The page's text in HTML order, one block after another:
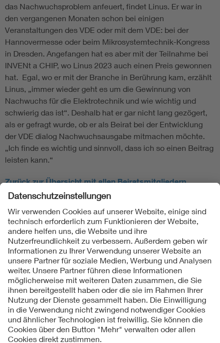
das Nachwuchsproblem anfeuert, findet Linus. Er war in
den vergangenen Monaten schon bei einigen
Veranstaltungen des VDE oder mit dem VDE: bei der
Hannovermesse oder beim Mikrosystemtechnik-Kongress
in Dresden. Angefangen hat es aber mit der Teilnahme bei
INVENt a CHIP, wo Linus 2023 auch einen Preis gewonnen
hat. Egal, wo er mit der Branche in Berührung kam, erzählt
Linus, „immer wieder geht es um die Gewinnung von
Nachwuchs für die Elektrotechnik und wie wichtig und
schwierig das ist“. Deshalb hat er gar nicht lang gezögert,
als er gefragt wurde, ob er als Beirat bei der Entwicklung
der VDE dialog Nachwuchsausgabe mitmachen möchte.
„Ich finde es wichtig und sinnvoll, dass ich so einen Beitrag
leisten kann.“
Zurück zur Übersicht mit allen Beiratsmitgliedern
Folgen Sie uns
Kontakte
Service